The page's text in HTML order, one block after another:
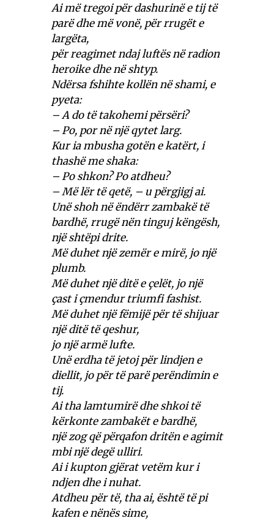
Ai më tregoi për dashurinë e tij të
parë dhe më vonë, për rrugët e
largëta,
për reagimet ndaj luftës në radion
heroike dhe në shtyp.
Ndërsa fshihte kollën në shami, e
pyeta:
– A do të takohemi përsëri?
– Po, por në një qytet larg.
Kur ia mbusha gotën e katërt, i
thashë me shaka:
– Po shkon? Po atdheu?
– Më lër të qetë, – u përgjigj ai.
Unë shoh në ëndërr zambakë të
bardhë, rrugë nën tinguj këngësh,
një shtëpi drite.
Më duhet një zemër e mirë, jo një
plumb.
Më duhet një ditë e çelët, jo një
çast i çmendur triumfi fashist.
Më duhet një fëmijë për të shijuar
një ditë të qeshur,
jo një armë lufte.
Unë erdha të jetoj për lindjen e
diellit, jo për të parë perëndimin e
tij.
Ai tha lamtumirë dhe shkoi të
kërkonte zambakët e bardhë,
një zog që përqafon dritën e agimit
mbi një degë ulliri.
Ai i kupton gjërat vetëm kur i
ndjen dhe i nuhat.
Atdheu për të, tha ai, është të pi
kafen e nënës sime,